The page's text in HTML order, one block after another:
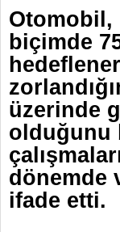
Otomobil,
biçimde
üzerinde
olduğunu
dönemde
ifade etti.